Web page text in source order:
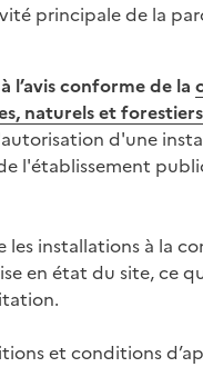
principale de la
l’avis conforme de la
naturels et forestiers
d'une
l'établissement
installations à la
en état du site, ce
et conditions